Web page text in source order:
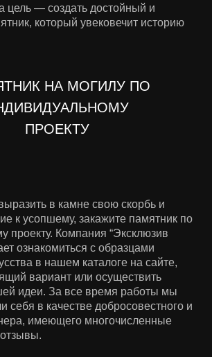
цель — создать достойный и
который увековечит историю
НА МОГИЛУ ПО
ПРОЕКТУ
в камне свою скорбь и
к усопшему, закажите памятник по
проекту. Компания “Эксклюзив
ознакомиться с образцами
в нашем каталоге на сайте,
вариант или осуществить
идеи. За все время работы мы
себя в качестве добросовестного и
имеющего многочисленные